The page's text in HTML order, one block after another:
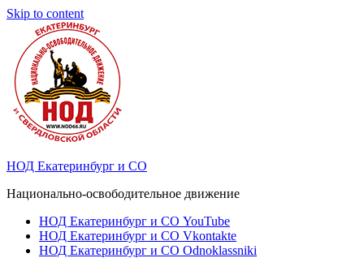
Skip to content
НОД Екатеринбург и СО
Национально-освободительное движение
НОД Екатеринбург и СО YouTube
НОД Екатеринбург и СО Vkontakte
НОД Екатеринбург и СО Odnoklassniki